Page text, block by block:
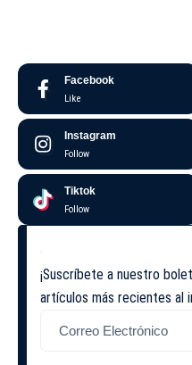
Facebook
Like
Instagram
Follow
Tiktok
Follow
¡Suscríbete a nuestro
artículos más recientes al